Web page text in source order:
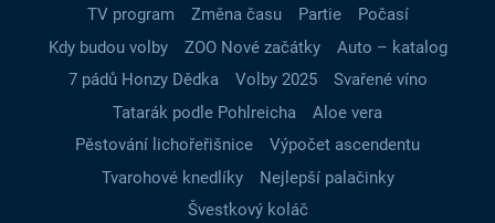
TV program
Změna času Partie
Počasí
Kdy budou volby
ZOO Nové začátky
Auto – katalog
7 pádů Honzy Dědka
Volby 2025
Svařené víno
Tatarák podle Pohlreicha
Aloe vera
Pěstování lichořeřišnice
Výpočet ascendentu
Tvarohové knedlíky
Nejlepší palačinky
Švestkový koláč